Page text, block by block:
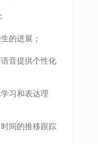
的进展；
音提供个性化
习和表达理
间的推移跟踪